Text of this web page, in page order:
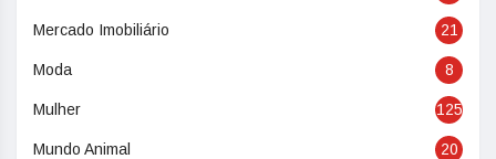
Mercado Imobiliário 21
Moda 8
Mulher 125
Mundo Animal 20